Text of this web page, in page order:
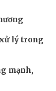
xử lý trong
mạnh,